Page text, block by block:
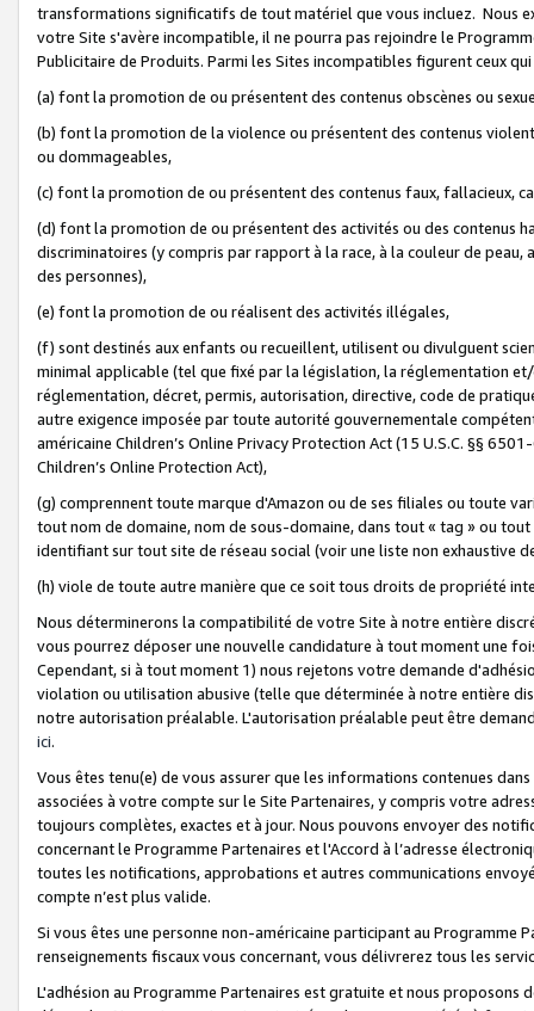
transformations significatifs de tout matériel que vous incluez. Nous
votre Site s'avère incompatible, il ne pourra pas rejoindre le
Publicitaire de Produits. Parmi les Sites incompatibles figurent ceux
(a) font la promotion de ou présentent des contenus obscènes ou
(b) font la promotion de la violence ou présentent des contenus
ou dommageables,
(c) font la promotion de ou présentent des contenus faux, fallacieux,
(d) font la promotion de ou présentent des activités ou des contenus
discriminatoires (y compris par rapport à la race, à la couleur de
des personnes),
(e) font la promotion de ou réalisent des activités illégales,
(f) sont destinés aux enfants ou recueillent, utilisent ou divulguent
minimal applicable (tel que fixé par la législation, la réglementation
réglementation, décret, permis, autorisation, directive, code de
autre exigence imposée par toute autorité gouvernementale
américaine Children’s Online Privacy Protection Act (15 U.S.C. §§
Children’s Online Protection Act),
(g) comprennent toute marque d'Amazon ou de ses filiales ou toute
tout nom de domaine, nom de sous-domaine, dans tout « tag » ou
identifiant sur tout site de réseau social (voir une liste non exhaustive
(h) viole de toute autre manière que ce soit tous droits de propriété
Nous déterminerons la compatibilité de votre Site à notre entière
vous pourrez déposer une nouvelle candidature à tout moment une
Cependant, si à tout moment 1) nous rejetons votre demande
violation ou utilisation abusive (telle que déterminée à notre entière
notre autorisation préalable. L'autorisation préalable peut être
ici.
Vous êtes tenu(e) de vous assurer que les informations contenues
associées à votre compte sur le Site Partenaires, y compris votre
toujours complètes, exactes et à jour. Nous pouvons envoyer des
concernant le Programme Partenaires et l'Accord à l’adresse
toutes les notifications, approbations et autres communications
compte n’est plus valide.
Si vous êtes une personne non-américaine participant au
renseignements fiscaux vous concernant, vous délivrerez tous les
L'adhésion au Programme Partenaires est gratuite et nous proposons